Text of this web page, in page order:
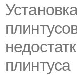
плинтуса